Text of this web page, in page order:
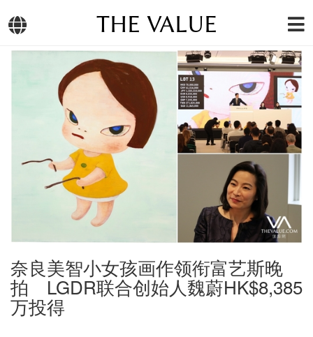
THE VALUE
奈良美智小女孩画作领衔富艺斯晚
拍 LGDR联合创始人魏蔚HK$8,385
万投得